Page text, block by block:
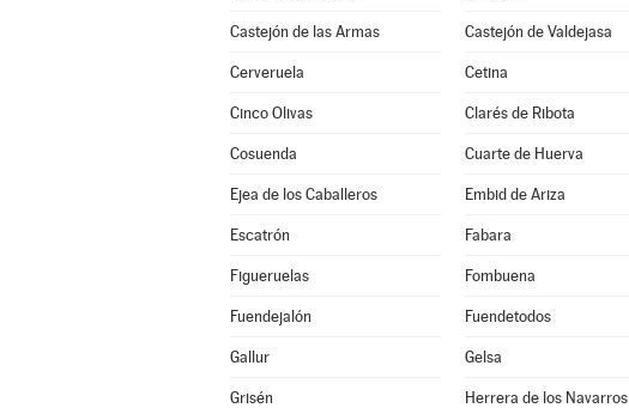
Castejón de las Armas Castejón de Valdejasa
Cerveruela Cetina
Cinco Olivas Clarés de Ribota
Cosuenda Cuarte de Huerva
Ejea de los Caballeros Embid de Ariza
Escatrón Fabara
Figueruelas Fombuena
Fuendejalón Fuendetodos
Gallur Gelsa
Grisén Herrera de los Navarros